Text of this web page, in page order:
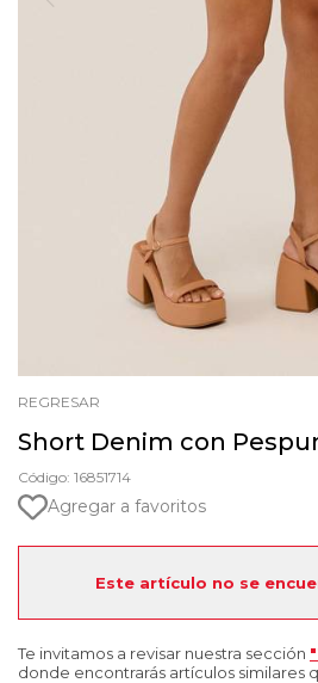
REGRESAR
Short Denim con
Código: 16851714
Agregar a favoritos
Este artículo no se
Te invitamos a revisar nuestra sección
donde encontrarás artículos similares